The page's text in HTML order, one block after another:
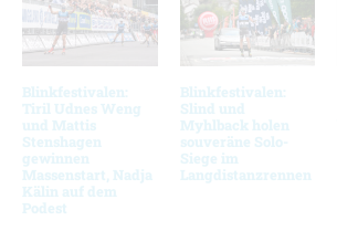
Blinkfestivalen:
Tiril Udnes Weng
und Mattis
Stenshagen
gewinnen
Massenstart, Nadja
Kälin auf dem
Podest
Blinkfestivalen:
Slind und
Myhlback holen
souveräne Solo-
Siege im
Langdistanzrennen